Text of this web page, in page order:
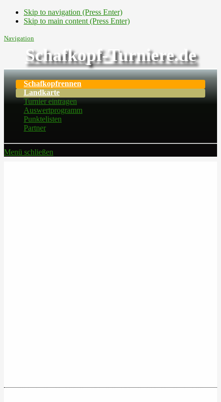
Skip to navigation (Press Enter)
Skip to main content (Press Enter)
Navigation
Schafkopf-Turniere.de
Schafkopfrennen
Landkarte
Turnier eintragen
Auswertprogramm
Punktelisten
Partner
Menü schließen